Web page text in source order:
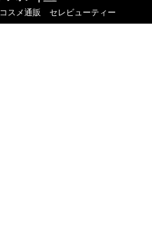
スメ通販 セレビューティー